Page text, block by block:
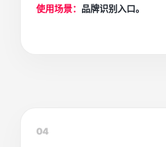
使用场景： 品牌识别入口。
04